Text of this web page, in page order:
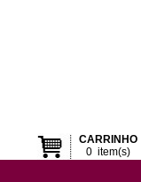
CARRINHO
0item(s)